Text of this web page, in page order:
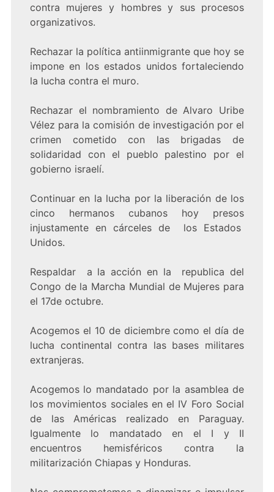
contra mujeres y hombres y sus procesos
organizativos.
Rechazar la política antiinmigrante que hoy se
impone en los estados unidos fortaleciendo
la lucha contra el muro.
Rechazar el nombramiento de Alvaro Uribe
Vélez para la comisión de investigación por el
crimen cometido con las brigadas de
solidaridad con el pueblo palestino por el
gobierno israelí.
Continuar en la lucha por la liberación de los
cinco hermanos cubanos hoy presos
injustamente en cárceles de los Estados
Unidos.
Respaldar a la acción en la republica del
Congo de la Marcha Mundial de Mujeres para
el 17de octubre.
Acogemos el 10 de diciembre como el día de
lucha continental contra las bases militares
extranjeras.
Acogemos lo mandatado por la asamblea de
los movimientos sociales en el IV Foro Social
de las Américas realizado en Paraguay.
Igualmente lo mandatado en el I y II
encuentros hemisféricos contra la
militarización Chiapas y Honduras.